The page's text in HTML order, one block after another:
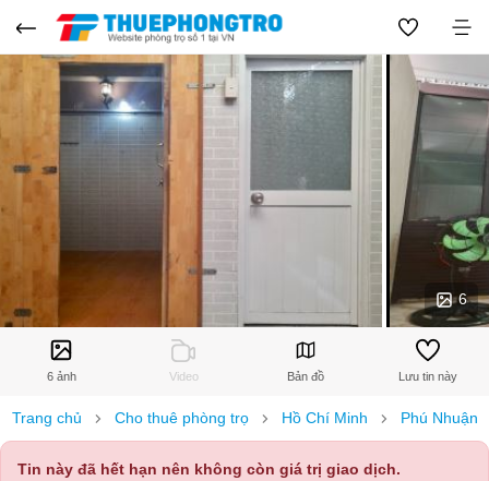
6
6 ảnh Video Bản đồ Lưu tin này
Trang chủ Cho thuê phòng trọ Hồ Chí Minh Phú Nhuận
Tin này đã hết hạn nên không còn giá trị giao dịch.